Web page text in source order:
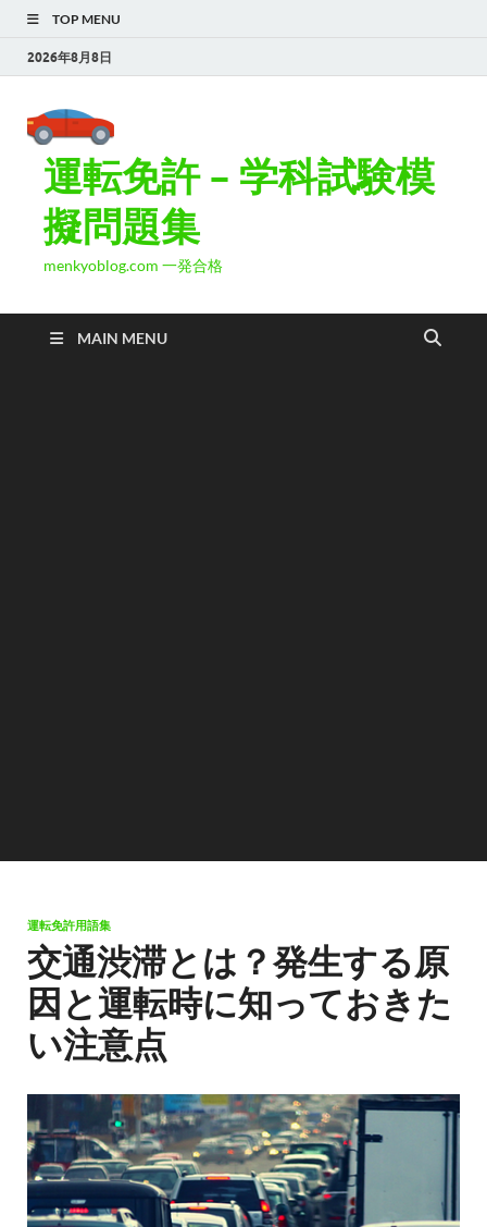
TOP MENU
2026年8月8日
運転免許 – 学科試験模
擬問題集
menkyoblog.com 一発合格
MAIN MENU
運転免許用語集
交通渋滞とは？発生する原
因と運転時に知っておきた
い注意点